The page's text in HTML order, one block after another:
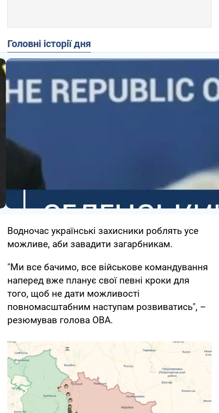
Головні історії дня
Водночас українські захисники роблять усе
можливе, аби завадити загарбникам.
"Ми все бачимо, все військове командування
наперед вже планує свої певні кроки для
того, щоб не дати можливості
повномасштабним наступам розвиватись", –
резюмував голова ОВА.